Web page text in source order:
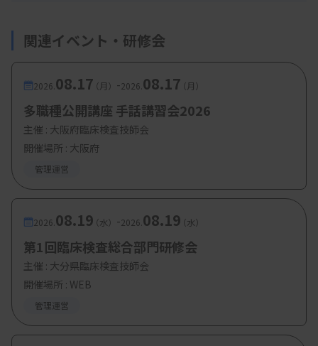
【参加費・定員など】
・参加費：会員・非会員問わず無料
関連イベント・研修会
2026. 08.17（月） -2026. 08.17（月）
多職種公開講座 手話講習会2026
主催 : 大阪府臨床検査技師会
開催場所 : 大阪府
管理運営
2026. 08.19（水） -2026. 08.19（水）
第1回臨床検査総合部門研修会
主催 : 大分県臨床検査技師会
開催場所 : WEB
管理運営